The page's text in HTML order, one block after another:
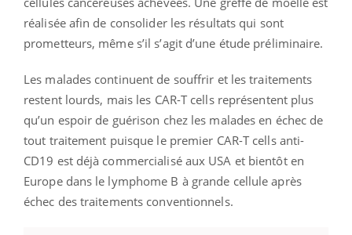
réalisée afin de consolider les résultats qui sont
prometteurs, même s’il s’agit d’une étude préliminaire.
Les malades continuent de souffrir et les traitements
restent lourds, mais les CAR-T cells représentent plus
qu’un espoir de guérison chez les malades en échec de
tout traitement puisque le premier CAR-T cells anti-
CD19 est déjà commercialisé aux USA et bientôt en
Europe dans le lymphome B à grande cellule après
échec des traitements conventionnels.